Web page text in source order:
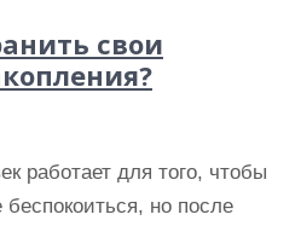
свои
работает для того, чтобы
но после